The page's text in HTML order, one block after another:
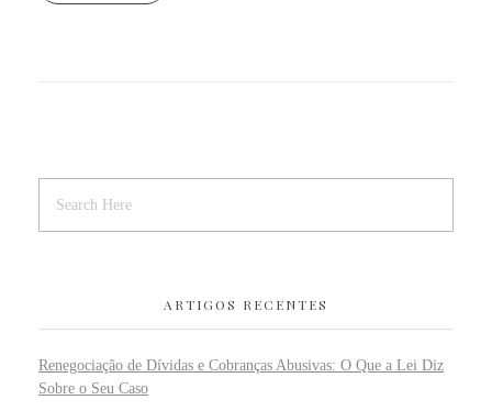
ARTIGOS RECENTES
Renegociação de Dívidas e Cobranças Abusivas: O Que a Lei Diz
Sobre o Seu Caso